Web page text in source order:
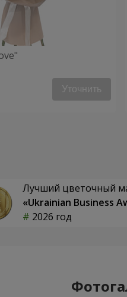
Уточнить
Лучший цветочный
«Ukrainian Business
2026 год